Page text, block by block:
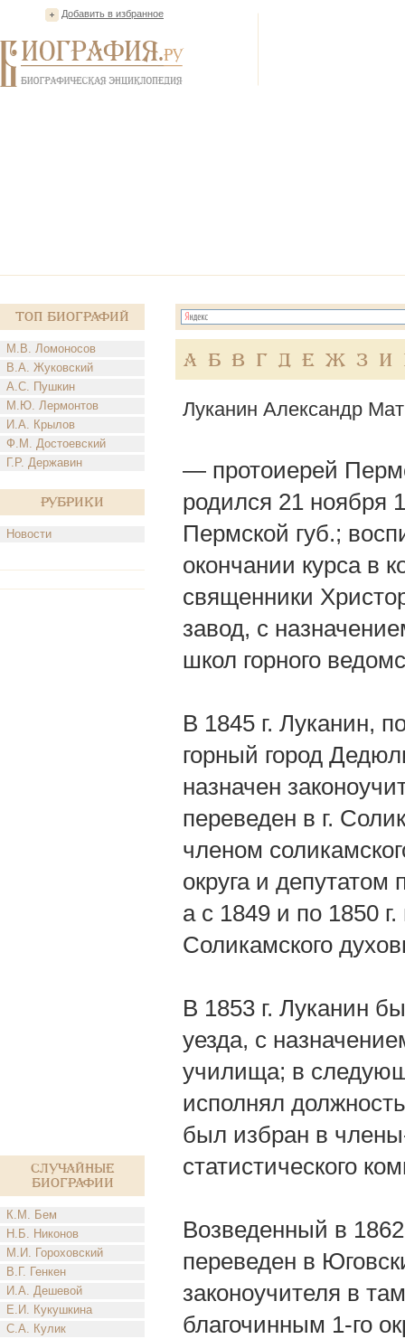
Добавить в избранное
Топ Биографий
М.В. Ломоносов
В.А. Жуковский
А.С. Пушкин
М.Ю. Лермонтов
И.А. Крылов
Ф.М. Достоевский
Г.Р. Державин
Рубрики
Новости
Случайные
биографии
К.М. Бем
Н.Б. Никонов
М.И. Гороховский
В.Г. Генкен
И.А. Дешевой
Е.И. Кукушкина
С.А. Кулик
А Б В Г Д Е Ж З И
Луканин Александр
— протоиерей
родился 21 ноября
Пермской губ.;
окончании курса в
священники
завод, с
школ горного
В 1845 г. Луканин,
горный город
назначен
переведен в г.
членом
округа и
а с 1849 и по 1850
Соликамского
В 1853 г. Луканин
уезда, с
училища; в
исполнял
был избран в
статистического
Возведенный в
переведен в
законоучителя в
благочинным 1-го